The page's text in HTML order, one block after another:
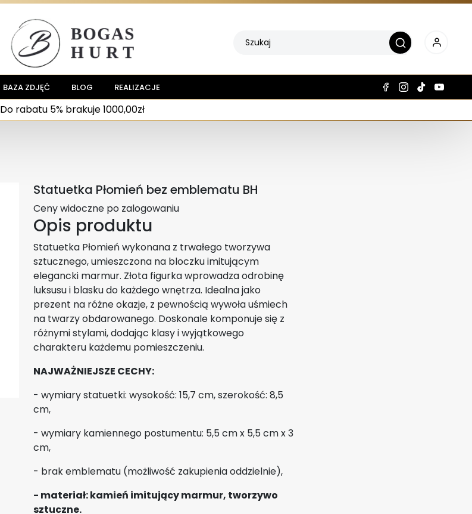
BAZA ZDJĘĆ BLOG REALIZACJE
Do rabatu 5% brakuje 1000,00zł
Statuetka Płomień bez emblematu BH
Ceny widoczne po zalogowaniu
Opis produktu
Statuetka Płomień wykonana z trwałego tworzywa
sztucznego, umieszczona na bloczku imitującym
elegancki marmur. Złota figurka wprowadza odrobinę
luksusu i blasku do każdego wnętrza. Idealna jako
prezent na różne okazje, z pewnością wywoła uśmiech
na twarzy obdarowanego. Doskonale komponuje się z
różnymi stylami, dodając klasy i wyjątkowego
charakteru każdemu pomieszczeniu.
NAJWAŻNIEJSZE CECHY:
- wymiary statuetki: wysokość: 15,7 cm, szerokość: 8,5
cm,
- wymiary kamiennego postumentu: 5,5 cm x 5,5 cm x 3
cm,
- brak emblematu (możliwość zakupienia oddzielnie),
- materiał: kamień imitujący marmur, tworzywo
sztuczne.